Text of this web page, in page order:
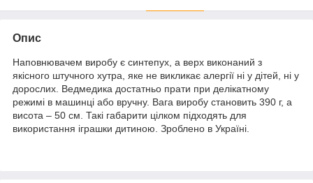
Опис
Наповнювачем виробу є синтепух, а верх виконаний з
якісного штучного хутра, яке не викликає алергії ні у дітей, ні у
дорослих. Ведмедика достатньо прати при делікатному
режимі в машинці або вручну. Вага виробу становить 390 г, а
висота – 50 см. Такі габарити цілком підходять для
використання іграшки дитиною. Зроблено в Україні.